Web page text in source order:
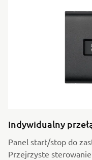
Indywidualny
Panel start/stop do
Przejrzyste